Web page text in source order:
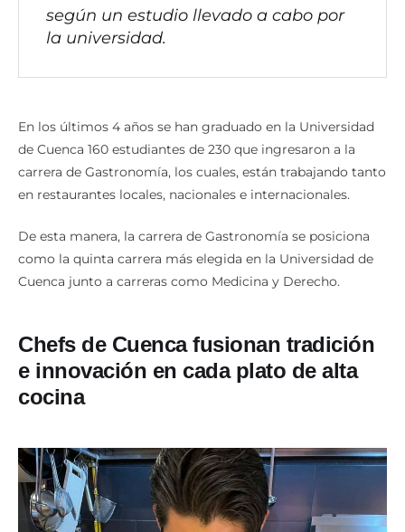
según un estudio llevado a cabo por
la universidad.
En los últimos 4 años se han graduado en la Universidad
de Cuenca 160 estudiantes de 230 que ingresaron a la
carrera de Gastronomía, los cuales, están trabajando tanto
en restaurantes locales, nacionales e internacionales.
De esta manera, la carrera de Gastronomía se posiciona
como la quinta carrera más elegida en la Universidad de
Cuenca junto a carreras como Medicina y Derecho.
Chefs de Cuenca fusionan tradición
e innovación en cada plato de alta
cocina